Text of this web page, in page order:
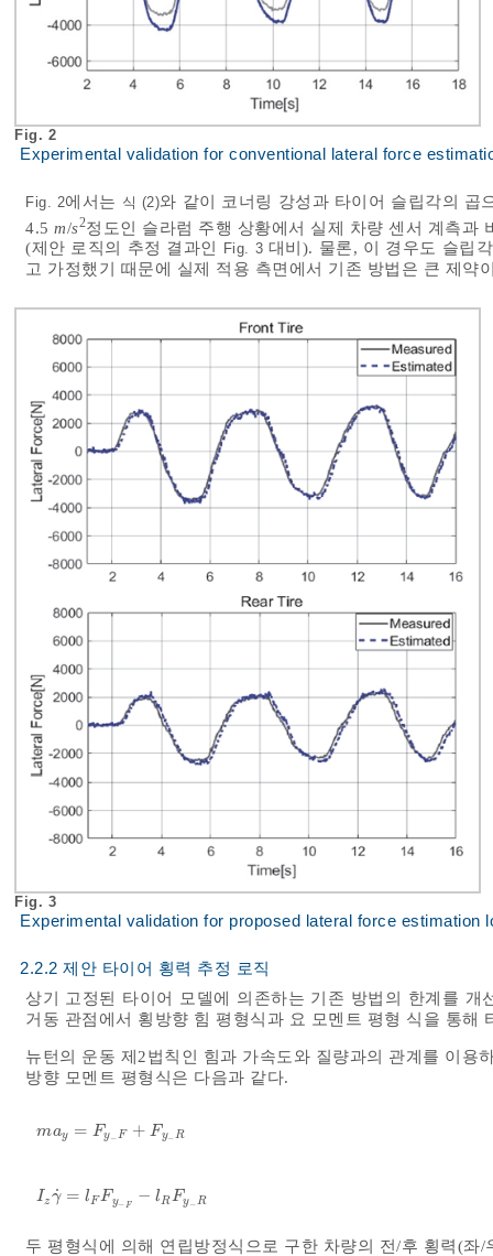
Fig. 2
Experimental validation for conventional lateral force
Fig. 2에서는 식 (2)와 같이 코너링 강성과 타이어 슬립각의 곱
4.5m/s2정도인 슬라럼 주행 상황에서 실제 차량 센서 계측과
(제안 로직의 추정 결과인
Fig. 3 대비). 물론, 이 경우도 슬립
고 가정했기 때문에 실제 적용 측면에서 기존 방법은 큰 제약
Fig. 3
Experimental validation for proposed lateral force estimation
2.2.2 제안 타이어 횡력 추정 로직
상기 고정된 타이어 모델에 의존하는 기존 방법의 한계를
거동 관점에서 횡방향 힘 평형식과 요 모멘트 평형 식을 통해
뉴턴의 운동 제2법칙인 힘과 가속도와 질량과의 관계를 이용
방향 모멘트 평형식은 다음과 같다.
may = Fy−F + Fy−R
may=F y- F+Fy -R
I z γ
˙ = l F F y− F − l RFy− R
I zγ ˙=lFFy -F-lRF y-
두 평형식에 의해 연립방정식으로 구한 차량의 전/후 횡력(좌